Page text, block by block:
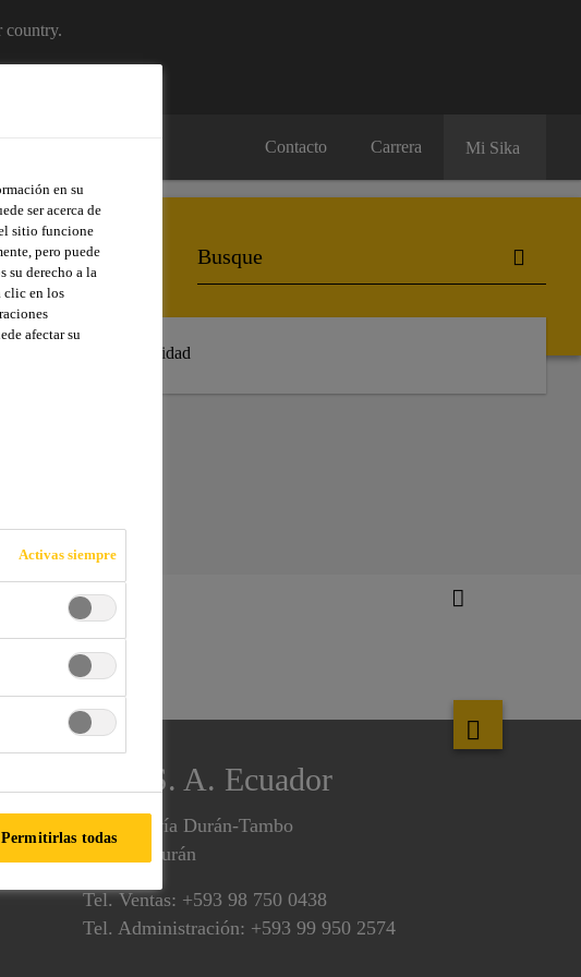
country.
Contacto Carrera Mi Sika
Sostenibilidad
Sika S. A. Ecuador
Km. 3.5 vía Durán-Tambo
090701 Durán
Tel. Ventas: +593 98 750 0438
Tel. Administración: +593 99 950 2574
en su
ser acerca de
sitio funcione
pero puede
su derecho a la
clic en los
afectar su
Activas siempre
Permitirlas todas